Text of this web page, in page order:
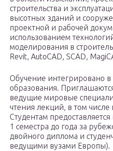
строительства и
высотных зданий и
проектной и рабочей
использованием
моделирования в
Revit, AutoCAD, SCAD,
Обучение интегрировано
образования.
ведущие мировые
чтения лекций, в том
Студентам
1 семестра до года за
двойного диплома и
ведущими вузами Европы).